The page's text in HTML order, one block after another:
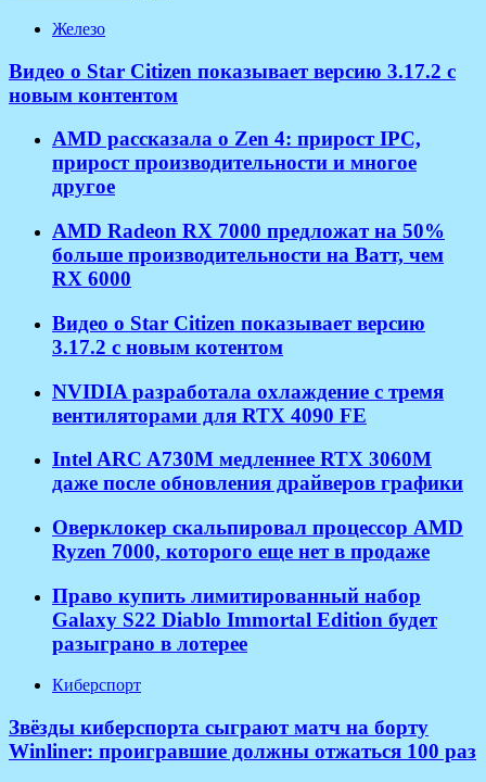
Железо
Видео о Star Citizen показывает версию 3.17.2 с
новым контентом
AMD рассказала о Zen 4: прирост IPC,
прирост производительности и многое
другое
AMD Radeon RX 7000 предложат на 50%
больше производительности на Ватт, чем
RX 6000
Видео о Star Citizen показывает версию
3.17.2 с новым котентом
NVIDIA разработала охлаждение с тремя
вентиляторами для RTX 4090 FE
Intel ARC A730M медленнее RTX 3060M
даже после обновления драйверов графики
Оверклокер скальпировал процессор AMD
Ryzen 7000, которого еще нет в продаже
Право купить лимитированный набор
Galaxy S22 Diablo Immortal Edition будет
разыграно в лотерее
Киберспорт
Звёзды киберспорта сыграют матч на борту
Winliner: проигравшие должны отжаться 100 раз